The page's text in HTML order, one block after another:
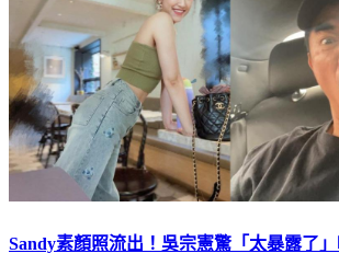
Sandy素顏照流出！吳宗憲驚「太暴露了